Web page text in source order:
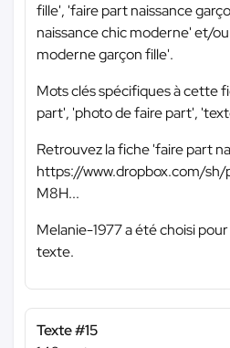
fille', 'faire part naissance
naissance chic moderne' et/
moderne garçon fille'.
Mots clés spécifiques à cette
part', 'photo de faire part',
Retrouvez la fiche 'faire part
https://www.dropbox.com/
M8H...
Melanie-1977 a été choisi
texte.
Texte #15